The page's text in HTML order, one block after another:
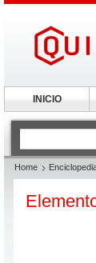
Home
INICIO